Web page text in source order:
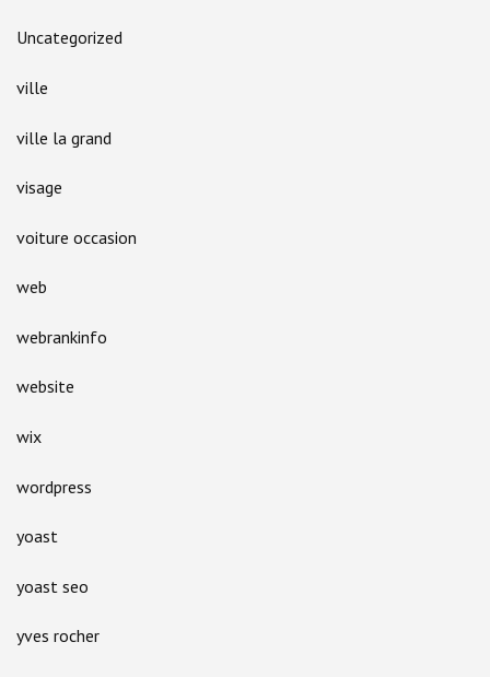
Uncategorized
ville
ville la grand
visage
voiture occasion
web
webrankinfo
website
wix
wordpress
yoast
yoast seo
yves rocher